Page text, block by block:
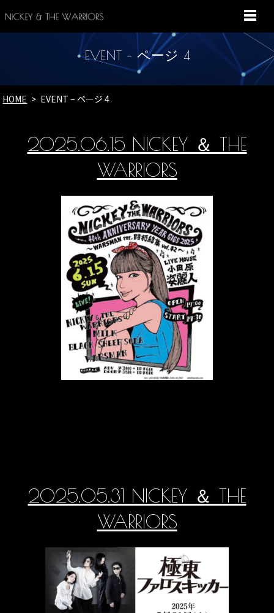
MENU
EVENT – ページ 4
HOME EVENT – ページ 4
2025.06.15 NICKEY ＆ THE
WARRIORS
2025.05.31 NICKEY ＆ THE
WARRIORS